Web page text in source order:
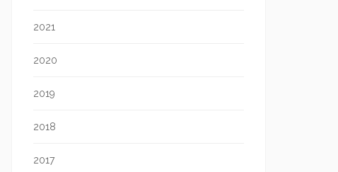
2021
2020
2019
2018
2017